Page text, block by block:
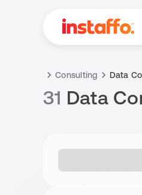
Consulting Data
31 Data